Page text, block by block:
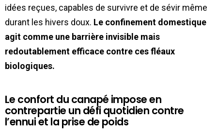
idées reçues, capables de survivre et de sévir même
durant les hivers doux. Le confinement domestique
agit comme une barrière invisible mais
redoutablement efficace contre ces fléaux
biologiques.
Le confort du canapé impose en
contrepartie un défi quotidien contre
l’ennui et la prise de poids